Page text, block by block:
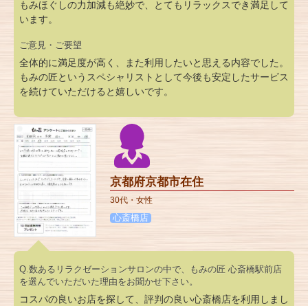
もみほぐしの力加減も絶妙で、とてもリラックスでき満足して
います。
ご意見・ご要望
全体的に満足度が高く、また利用したいと思える内容でした。
もみの匠というスペシャリストとして今後も安定したサービス
を続けていただけると嬉しいです。
京都府京都市在住
30代・女性
心斎橋店
Q.数あるリラクゼーションサロンの中で、もみの匠 心斎橋駅前店
を選んでいただいた理由をお聞かせ下さい。
コスパの良いお店を探して、評判の良い心斎橋店を利用しまし